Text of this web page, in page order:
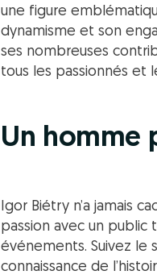
une figure
dynamisme et son
ses nombreuses
tous les passionnés et
Un homme
Igor Biétry n’a jamais
passion avec un public
événements. Suivez le
connaissance de